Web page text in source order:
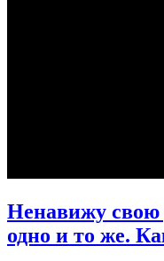
Ненавижу свою
одно и то же.